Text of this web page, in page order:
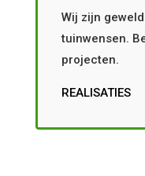
Wij zijn
tuinwensen.
projecten.
REALISATIES